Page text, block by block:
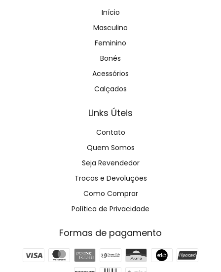
Início
Masculino
Feminino
Bonés
Acessórios
Calçados
Links Úteis
Contato
Quem Somos
Seja Revendedor
Trocas e Devoluções
Como Comprar
Política de Privacidade
Formas de pagamento